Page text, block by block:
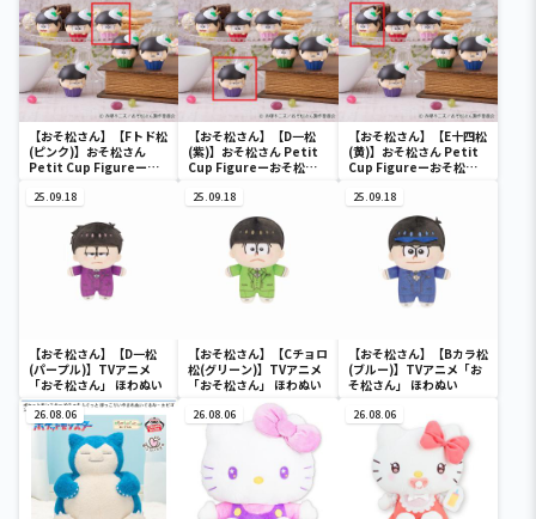
【おそ松さん】【Fトド松
(ピンク)】おそ松さん
Petit Cup Figureーお
【おそ松さん】【D一松
(紫)】おそ松さん Petit
Cup Figureーおそ松さ
【おそ松さん】【E十四松
(黄)】おそ松さん Petit
Cup Figureーおそ松さ
25.09.18
【おそ松さん】【D一松
(パープル)】TVアニメ
「おそ松さん」 ほわぬい
25.09.18
【おそ松さん】【Cチョロ
松(グリーン)】TVアニメ
「おそ松さん」 ほわぬい
25.09.18
【おそ松さん】【Bカラ松
(ブルー)】TVアニメ「お
そ松さん」 ほわぬい
26.08.06 26.08.06 26.08.06